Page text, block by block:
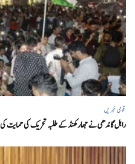
قومی خبریں
راہل گاندھی نے جھارکھنڈ کے طلبہ تحریک کی حمایت کی